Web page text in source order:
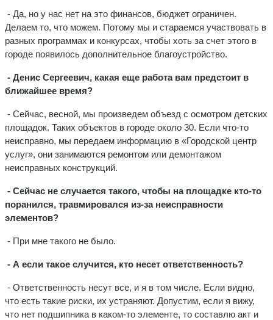
- Да, но у нас нет на это финансов, бюджет ограничен.
Делаем то, что можем. Потому мы и стараемся участвовать в
разных программах и конкурсах, чтобы хоть за счет этого в
городе появилось дополнительное благоустройство.
- Денис Сергеевич, какая еще работа вам предстоит в
ближайшее время?
- Сейчас, весной, мы произведем объезд с осмотром детских
площадок. Таких объектов в городе около 30. Если что-то
неисправно, мы передаем информацию в «Городской центр
услуг», они занимаются ремонтом или демонтажом
неисправных конструкций.
- Сейчас не случается такого, чтобы на площадке кто-то
поранился, травмировался из-за неисправности
элементов?
- При мне такого не было.
- А если такое случится, кто несет ответственность?
- Ответственность несут все, и я в том числе. Если видно,
что есть такие риски, их устраняют. Допустим, если я вижу,
что нет подшипника в каком-то элементе, то составлю акт и